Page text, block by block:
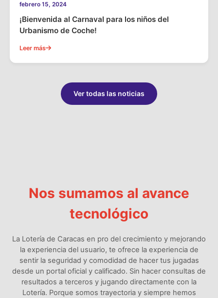
febrero 15, 2024
¡Bienvenida al Carnaval para los niños del
Urbanismo de Coche!
Leer más
Ver todas las noticias
Nos sumamos al avance
tecnológico
La Lotería de Caracas en pro del crecimiento y mejorando
la experiencia del usuario, te ofrece la experiencia de
sentir la seguridad y comodidad de hacer tus jugadas
desde un portal oficial y calificado. Sin hacer consultas de
resultados a terceros y jugando directamente con la
Lotería. Porque somos trayectoria y siempre hemos